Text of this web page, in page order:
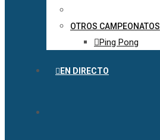
OTROS CAMPEONATOS
Ping Pong
EN DIRECTO